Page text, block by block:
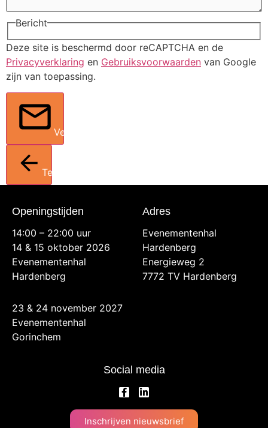
Bericht
Deze site is beschermd door reCAPTCHA en de
Privacyverklaring en Gebruiksvoorwaarden van Google
zijn van toepassing.
Verstuur
Terug
Openingstijden
14:00 – 22:00 uur
14 & 15 oktober 2026
Evenementenhal
Hardenberg
23 & 24 november 2027
Evenementenhal
Gorinchem
Adres
Evenementenhal
Hardenberg
Energieweg 2
7772 TV Hardenberg
Social media
Inschrijven nieuwsbrief